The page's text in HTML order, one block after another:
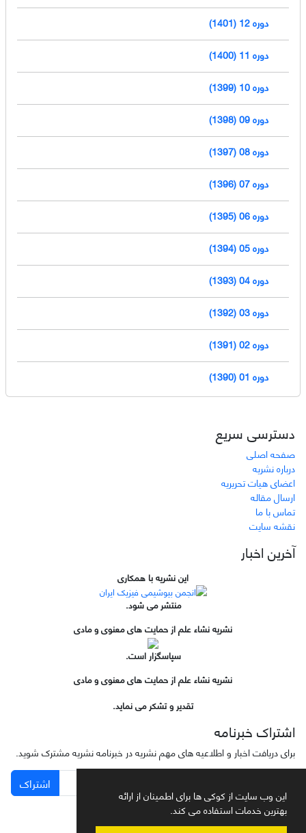
این وب سایت از کوکی ها برای اطمینان از ارائه
بهترین خدمات استفاده می کند.
دوره 12 (1401)
دوره 11 (1400)
دوره 10 (1399)
دوره 09 (1398)
دوره 08 (1397)
دوره 07 (1396)
دوره 06 (1395)
دوره 05 (1394)
دوره 04 (1393)
دوره 03 (1392)
دوره 02 (1391)
دوره 01 (1390)
دسترسی سریع
صفحه اصلی
درباره نشریه
اعضای هیات تحریریه
ارسال مقاله
تماس با ما
نقشه سایت
آخرین اخبار
این نشریه با همکاری
منتشر می شود.
نشریه نشاء علم از حمایت های معنوی و مادی
سپاسگزار است.
نشریه نشاء علم از حمایت های معنوی و مادی
تقدیر و تشکر می نماید.
اشتراک خبرنامه
برای دریافت اخبار و اطلاعیه های مهم نشریه در خبرنامه نشریه مشترک شوید.
اشتراک